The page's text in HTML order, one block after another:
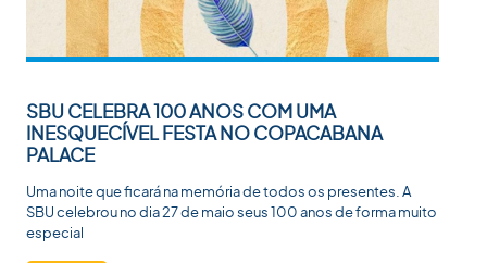
SBU CELEBRA 100 ANOS COM UMA
INESQUECÍVEL FESTA NO COPACABANA
PALACE
Uma noite que ficará na memória de todos os presentes. A
SBU celebrou no dia 27 de maio seus 100 anos de forma muito
especial